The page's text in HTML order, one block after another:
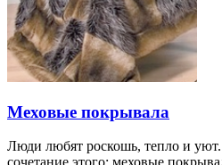
Меховые покрывала
Люди любят роскошь, тепло и